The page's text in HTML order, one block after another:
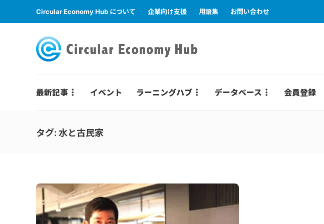
Circular Economy Hub について 企業向け支援 用語集 お問い合わせ
最新記事 イベント ラーニングハブ データベース 会員登録
タグ: 水と古民家